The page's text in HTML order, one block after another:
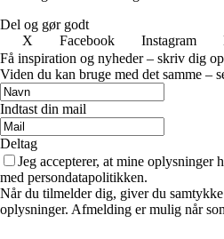
Del og gør godt
X
Facebook Instagram
Få inspiration og nyheder – skriv dig op
Viden du kan bruge med det samme –
Indtast din mail
Deltag
Jeg accepterer, at mine oplysninger
med persondatapolitikken.
Når du tilmelder dig, giver du
oplysninger. Afmelding er mulig når